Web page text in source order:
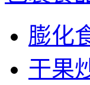
膨化
干果